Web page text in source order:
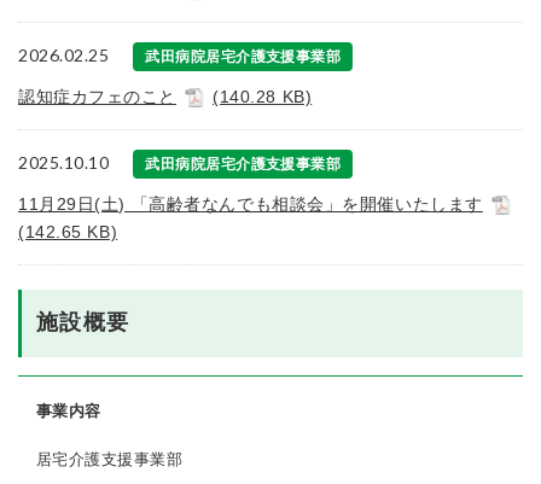
2026.02.25 武田病院居宅介護支援事業部
認知症カフェのこと (140.28 KB)
2025.10.10 武田病院居宅介護支援事業部
11月29日(土) 「高齢者なんでも相談会」を開催いたします
(142.65 KB)
施設概要
事業内容
居宅介護支援事業部